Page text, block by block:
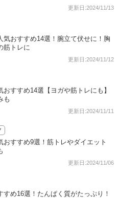
更新日:2024/11/13
気おすすめ14選！腕立て伏せに！胸
筋トレに
更新日:2024/11/12
すすめ14選【ヨガや筋トレにも】
も
更新日:2024/11/11
おすすめ9選！筋トレやダイエット
更新日:2024/11/06
すめ16選！たんぱく質がたっぷり！